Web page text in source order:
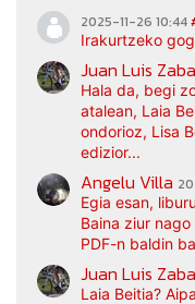
2025-11-26 10:44
Irakurtzeko
Juan Luis
Hala da, begi
atalean, Laia
ondorioz, Lisa
edizior...
Angelu Villa
Egia esan,
Baina ziur
PDF-n baldin
Juan Luis
Laia Beitia?